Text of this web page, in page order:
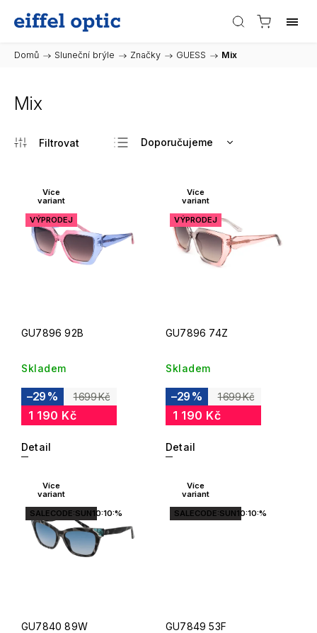
Domů / Sluneční brýle / Značky / GUESS / Mix
Mix
Doporučujeme
Nejdražší
Abecedně
Více
variant
VÝPRODEJ
GU7896 92B
Skladem
1 699 Kč
–29 %
1 190 Kč
Detail
Více
variant
VÝPRODEJ
GU7896 74Z
Skladem
1 699 Kč
–29 %
1 190 Kč
Detail
Více
variant
SALECODE:SUN10:10:%
GU7840 89W
Více
variant
SALECODE:SUN10:10:%
GU7849 53F